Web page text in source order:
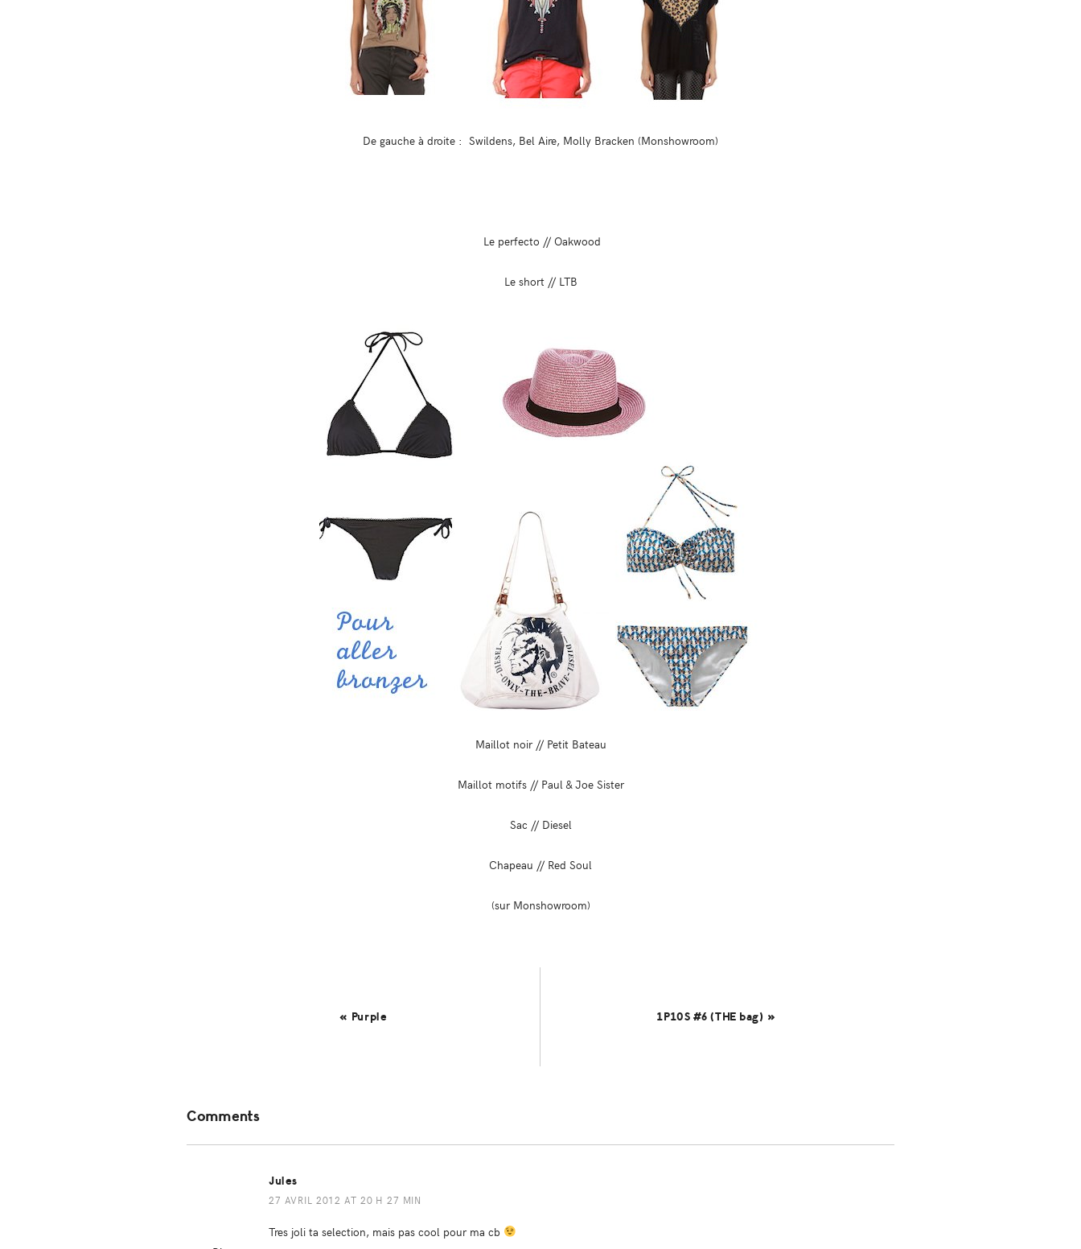
De gauche à droite : Swildens, Bel Aire, Molly Bracken (Monshowroom)
Le perfecto // Oakwood
Le short // LTB
Maillot noir // Petit Bateau
Maillot motifs // Paul & Joe Sister
Sac // Diesel
Chapeau // Red Soul
(sur Monshowroom)
« Purple 1P10S #6 (THE bag) »
Interactions
Comments
Jules
27 AVRIL 2012 AT 20 H 27 MIN
Tres joli ta selection, mais pas cool pour ma cb